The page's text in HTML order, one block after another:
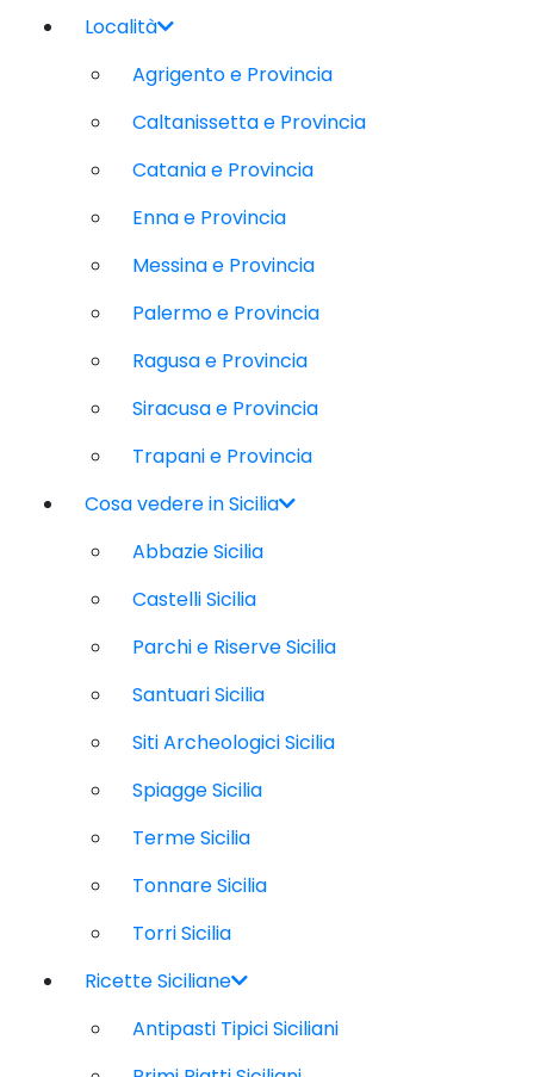
Località
Agrigento e Provincia
Caltanissetta e Provincia
Catania e Provincia
Enna e Provincia
Messina e Provincia
Palermo e Provincia
Ragusa e Provincia
Siracusa e Provincia
Trapani e Provincia
Cosa vedere in Sicilia
Abbazie Sicilia
Castelli Sicilia
Parchi e Riserve Sicilia
Santuari Sicilia
Siti Archeologici Sicilia
Spiagge Sicilia
Terme Sicilia
Tonnare Sicilia
Torri Sicilia
Ricette Siciliane
Antipasti Tipici Siciliani